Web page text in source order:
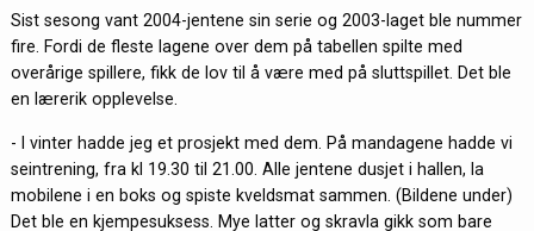
Sist sesong vant 2004-jentene sin serie og 2003-laget ble nummer
fire. Fordi de fleste lagene over dem på tabellen spilte med
overårige spillere, fikk de lov til å være med på sluttspillet. Det ble
en lærerik opplevelse.
- I vinter hadde jeg et prosjekt med dem. På mandagene hadde vi
seintrening, fra kl 19.30 til 21.00. Alle jentene dusjet i hallen, la
mobilene i en boks og spiste kveldsmat sammen. (Bildene under)
Det ble en kjempesuksess. Mye latter og skravla gikk som bare